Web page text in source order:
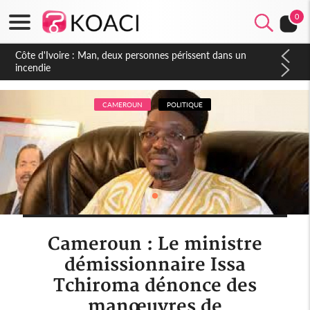
0
Côte d'Ivoire : Séileu, la célébration de la fête nationale
transformée en vaste campagne contre les produits
dépigmentants dangereux
CAMEROUN POLITIQUE
Cameroun : Le ministre
démissionnaire Issa
Tchiroma dénonce des